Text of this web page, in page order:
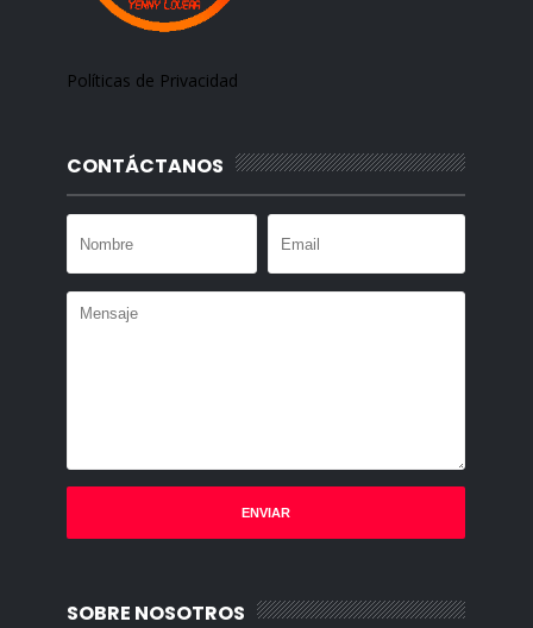
Políticas de Privacidad
CONTÁCTANOS
SOBRE NOSOTROS